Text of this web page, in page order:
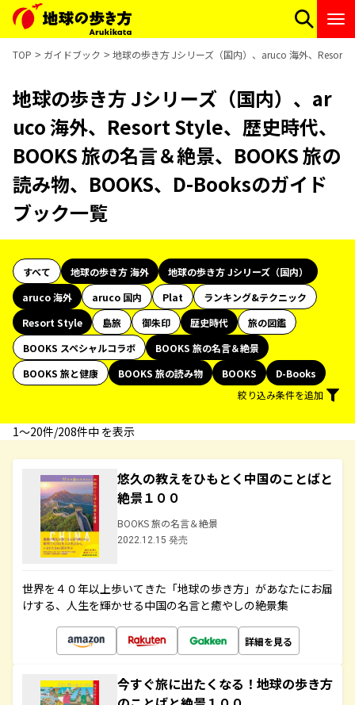
TOP ガイドブック 地球の歩き方 Jシリーズ（国内）、aruco 海外、Resort
地球の歩き方 Jシリーズ（国内）、ar
uco 海外、Resort Style、歴史時代、
BOOKS 旅の名言＆絶景、BOOKS 旅の
読み物、BOOKS、D-Booksのガイド
ブック一覧
すべて 地球の歩き方 海外
地球の歩き方 Jシリーズ（国内）
aruco 海外
aruco 国内 Plat
ランキング&テクニック
Resort Style
島旅 御朱印 歴史時代
旅の図鑑
BOOKS スペシャルコラボ
BOOKS 旅の名言＆絶景
BOOKS 旅と健康
BOOKS 旅の読み物 BOOKS
D-Books
絞り込み条件を追加
1〜20件/208件中 を表示
悠久の教えをひもとく中国のことばと
絶景１００
BOOKS 旅の名言＆絶景
2022.12.15 発売
世界を４０年以上歩いてきた「地球の歩き方」があなたにお届
けする、人生を輝かせる中国の名言と癒やしの絶景集
詳細を見る
今すぐ旅に出たくなる！地球の歩き方